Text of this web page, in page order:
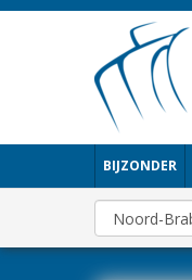
BIJZONDER